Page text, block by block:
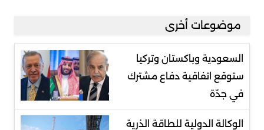
موضوعات أخرى
السعودية وباكستان وتركيا
ستوقع اتفاقية دفاع مشترك
في جدّة
الوكالة الدولية للطاقة الذرية